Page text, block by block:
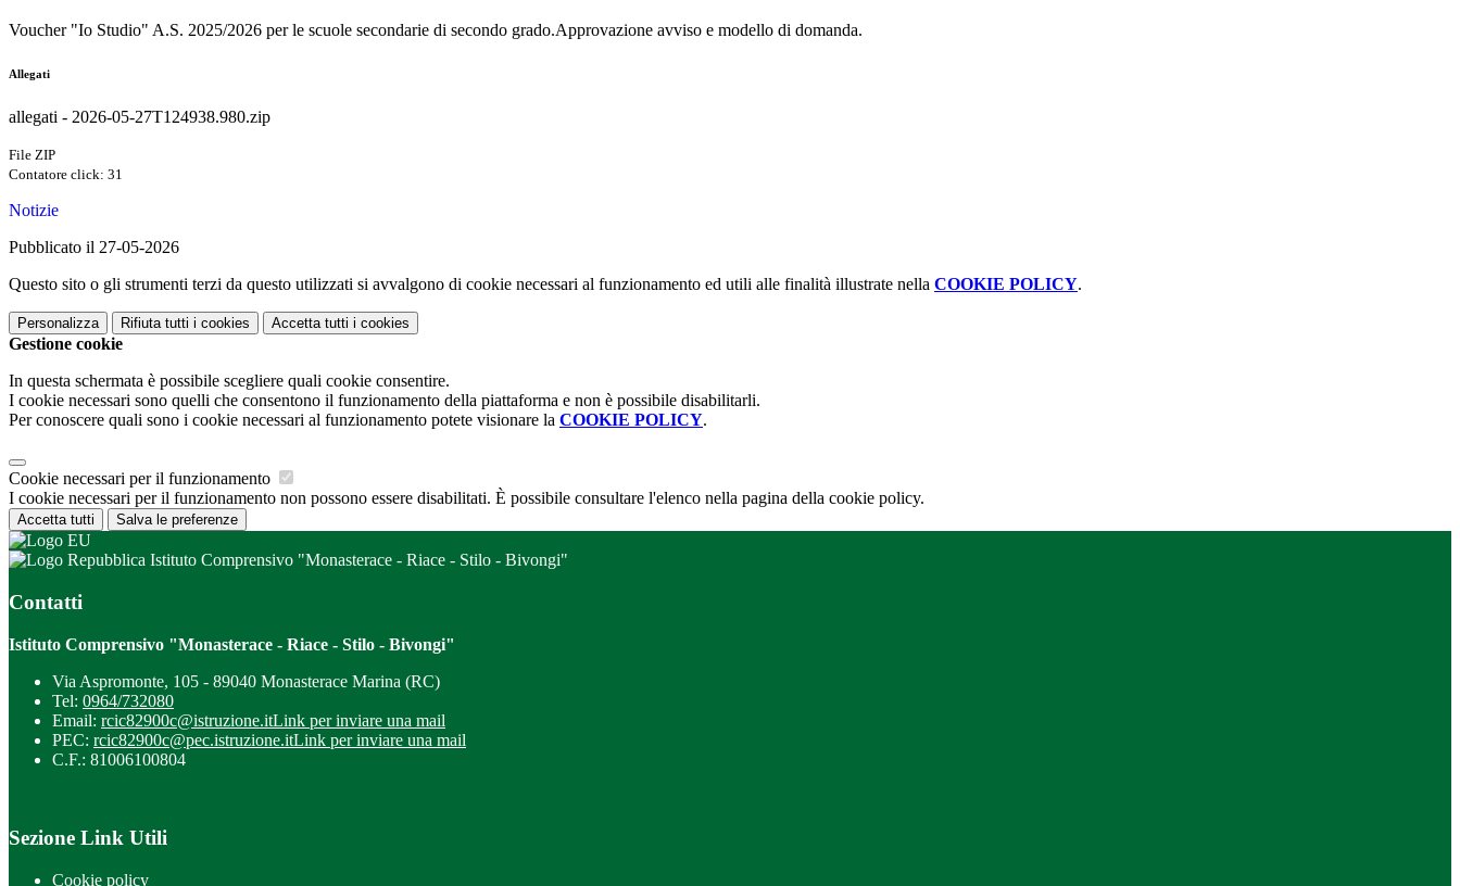
Voucher "Io Studio" A.S. 2025/2026 per le scuole secondarie di secondo grado.Approvazione avviso e modello di domanda.
Allegati
allegati - 2026-05-27T124938.980.zip
File ZIP
Contatore click: 31
Notizie
Pubblicato il 27-05-2026
Questo sito o gli strumenti terzi da questo utilizzati si avvalgono di cookie necessari al funzionamento ed utili alle finalità illustrate nella COOKIE POLICY.
Personalizza Rifiuta tutti i cookies Accetta tutti i cookies
Gestione cookie
In questa schermata è possibile scegliere quali cookie consentire.
I cookie necessari sono quelli che consentono il funzionamento della piattaforma e non è possibile disabilitarli.
Per conoscere quali sono i cookie necessari al funzionamento potete visionare la COOKIE POLICY.
Cookie necessari per il funzionamento
I cookie necessari per il funzionamento non possono essere disabilitati. È possibile consultare l'elenco nella pagina della cookie policy.
Accetta tutti Salva le preferenze
Istituto Comprensivo "Monasterace - Riace - Stilo - Bivongi"
Contatti
Istituto Comprensivo "Monasterace - Riace - Stilo - Bivongi"
Via Aspromonte, 105 - 89040 Monasterace Marina (RC)
Tel: 0964/732080
Email: rcic82900c@istruzione.itLink per inviare una mail
PEC: rcic82900c@pec.istruzione.itLink per inviare una mail
C.F.: 81006100804
Sezione Link Utili
Cookie policy